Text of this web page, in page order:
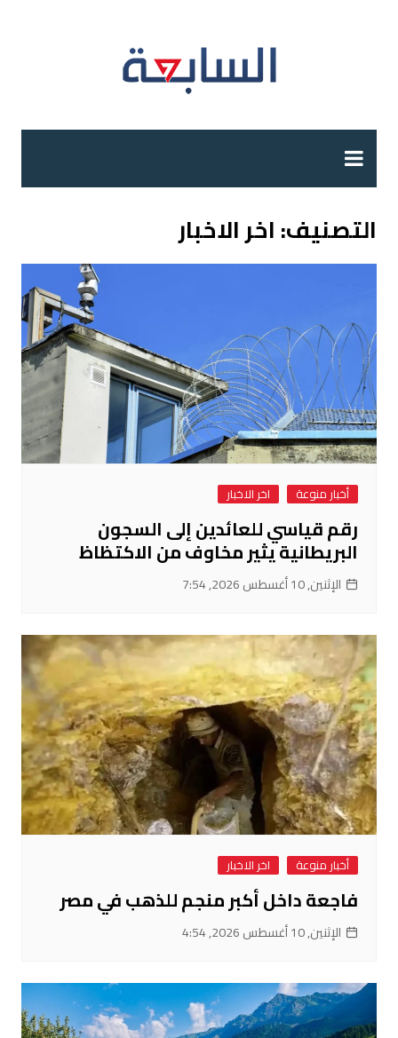
التصنيف:اخر الاخبار
أخبار منوعة اخر الاخبار
رقم قياسي للعائدين إلى السجون
البريطانية يثير مخاوف من الاكتظاظ
الإثنين, 10 أغسطس 2026, 7:54
أخبار منوعة اخر الاخبار
فاجعة داخل أكبر منجم للذهب في مصر
الإثنين, 10 أغسطس 2026, 4:54